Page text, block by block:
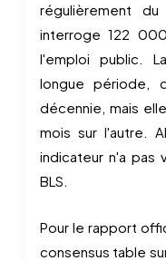
régulièrement
interroge 122
l'emploi public.
longue période,
décennie, mais
mois sur l'autre.
indicateur n'a pas
BLS.
Pour le rapport
consensus table